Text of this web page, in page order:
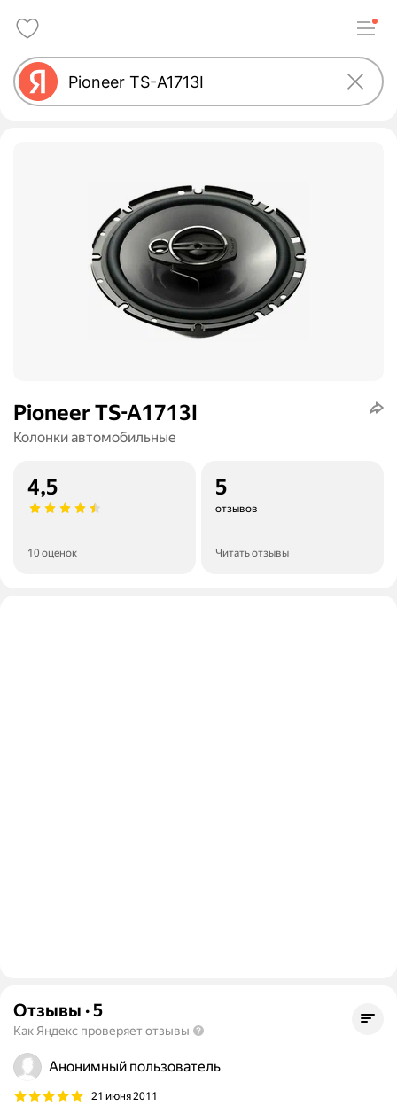
Pioneer TS-A1713I
Колонки автомобильные
4,5
10 оценок
5
отзывов
Читать отзывы
Отзывы ·5
Как Яндекс проверяет отзывы
Анонимный пользователь
21 июня 2011